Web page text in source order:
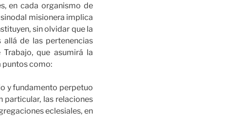
en cada organismo de
misionera implica
sin olvidar que la
de las pertenencias
que asumirá la
puntos como:
y fundamento perpetuo
particular, las relaciones
eclesiales, en